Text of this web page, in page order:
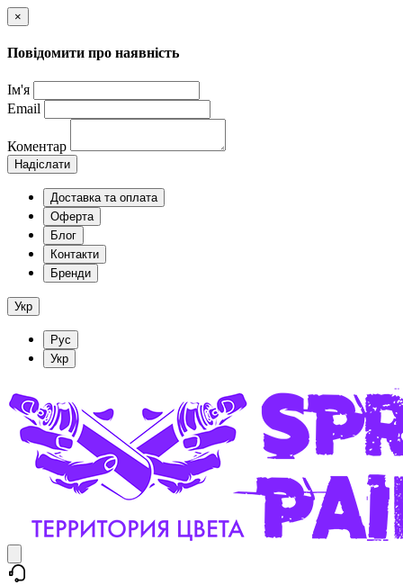
×
Повідомити про наявність
Ім'я
Email
Коментар
Надіслати
Доставка та оплата
Оферта
Блог
Контакти
Бренди
Укр
Рус
Укр